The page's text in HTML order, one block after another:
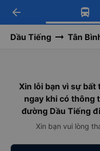
Tải app
Nhận ưu
Tải app
-30k/ghế
arrow_back
Dầu Tiếng Tân
Xin lỗi bạn vì sự bất
ngay khi có thông
đường Dầu Tiếng
Xin bạn vui lòng